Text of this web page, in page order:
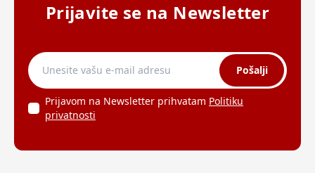
Prijavite se na Newsletter
Pošalji
Prijavom na Newsletter prihvatam Politiku
privatnosti